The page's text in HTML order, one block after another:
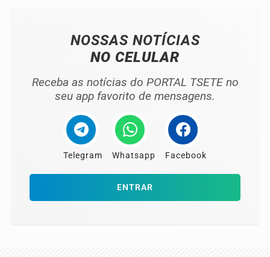
NOSSAS NOTÍCIAS
NO CELULAR
Receba as notícias do PORTAL TSETE no
seu app favorito de mensagens.
Telegram Whatsapp Facebook
ENTRAR